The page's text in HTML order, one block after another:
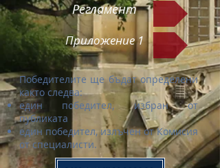
Регламент
Приложение 1
Победителите ще бъдат определени
както следва:
един победител, избран от
публиката
един победител, излъчен от Комисия
от специалисти.